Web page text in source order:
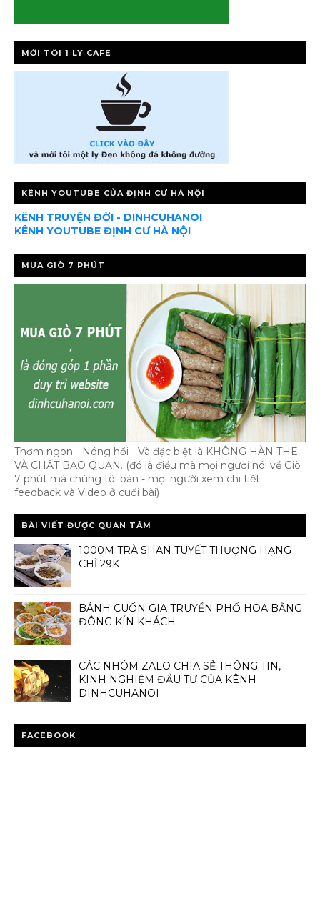
MỜI TÔI 1 LY CAFE
KÊNH YOUTUBE CỦA ĐỊNH CƯ HÀ NỘI
KÊNH TRUYỆN ĐỜI - DINHCUHANOI
KÊNH YOUTUBE ĐỊNH CƯ HÀ NỘI
MUA GIÒ 7 PHÚT
Thơm ngon - Nóng hổi - Và đặc biệt là KHÔNG HÀN THE
VÀ CHẤT BẢO QUẢN. (đó là điều mà mọi người nói về Giò
7 phút mà chúng tôi bán - mọi người xem chi tiết
feedback và Video ở cuối bài)
BÀI VIẾT ĐƯỢC QUAN TÂM
1000M TRÀ SHAN TUYẾT THƯỢNG HẠNG
CHỈ 29K
BÁNH CUỐN GIA TRUYỀN PHỐ HOA BẰNG
ĐÔNG KÍN KHÁCH
CÁC NHÓM ZALO CHIA SẺ THÔNG TIN,
KINH NGHIỆM ĐẦU TƯ CỦA KÊNH
DINHCUHANOI
FACEBOOK